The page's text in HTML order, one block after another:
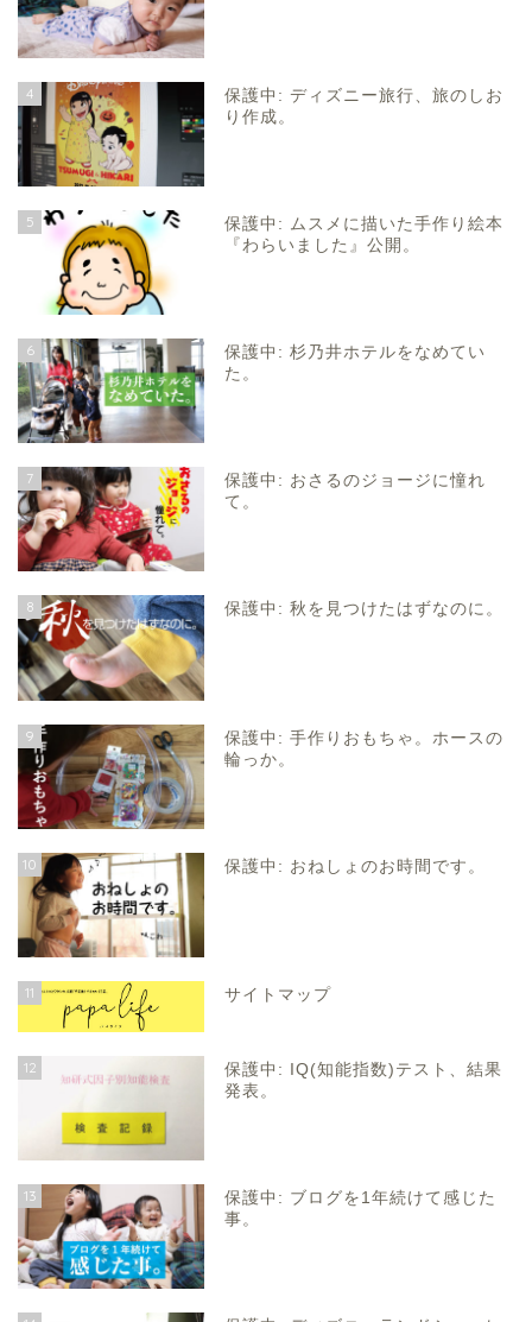
4
保護中: ディズニー旅行、旅のしお
り作成。
5
保護中: ムスメに描いた手作り絵本
『わらいました』公開。
6
保護中: 杉乃井ホテルをなめてい
た。
7
保護中: おさるのジョージに憧れ
て。
8 保護中: 秋を見つけたはずなのに。
9
保護中: 手作りおもちゃ。ホースの
輪っか。
10 保護中: おねしょのお時間です。
11 サイトマップ
12
保護中: IQ(知能指数)テスト、結果
発表。
13
保護中: ブログを1年続けて感じた
事。